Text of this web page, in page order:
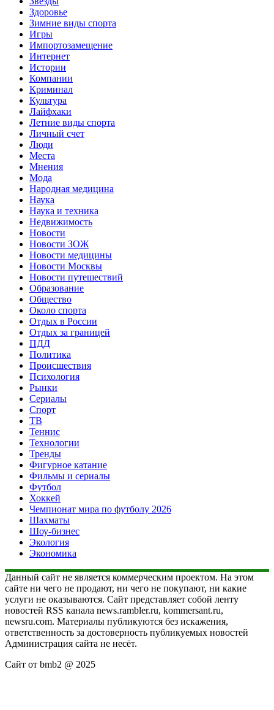
Здоровье
Зимние виды спорта
Игры
Импортозамещение
Интернет
Истории
Компании
Криминал
Культура
Лайфхаки
Летние виды спорта
Личный счет
Люди
Места
Мнения
Мода
Народная медицина
Наука
Наука и техника
Недвижимость
Новости
Новости ЗОЖ
Новости медицины
Новости Москвы
Новости путешествий
Образование
Общество
Около спорта
Отдых в России
Отдых за границей
ПДД
Политика
Происшествия
Психология
Рынки
Сериалы
Спорт
ТВ
Теннис
Технологии
Тренды
Фигурное катание
Фильмы и сериалы
Футбол
Хоккей
Чемпионат мира по футболу 2026
Шахматы
Шоу-бизнес
Экология
Экономика
Данный сайт не является коммерческим проектом. На этом
сайте ни чего не продают, ни чего не покупают, ни какие
услуги не оказываются. Сайт представляет собой ленту
новостей RSS канала news.rambler.ru, kommersant.ru,
newsru.com. Материалы публикуются без искажения,
ответственность за достоверность публикуемых новостей
Администрация сайта не несёт.
Сайт от bmb2 @ 2025